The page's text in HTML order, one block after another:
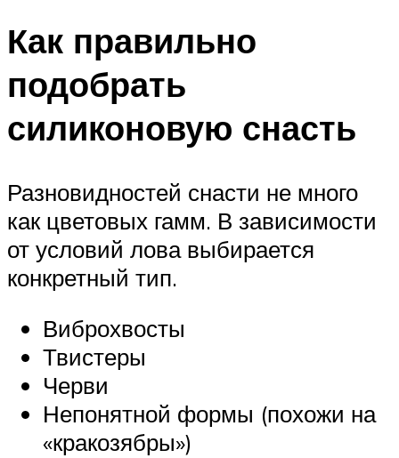
Как правильно
подобрать
силиконовую снасть
Разновидностей снасти не много
как цветовых гамм. В зависимости
от условий лова выбирается
конкретный тип.
Виброхвосты
Твистеры
Черви
Непонятной формы (похожи на
«кракозябры»)